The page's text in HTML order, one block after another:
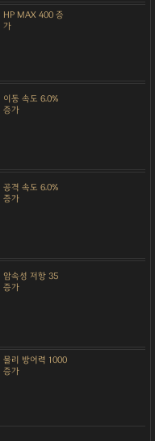
HP MAX 400 증
가
이동 속도 6.0%
증가
공격 속도 6.0%
증가
암속성 저항 35
증가
물리 방어력 1000
증가